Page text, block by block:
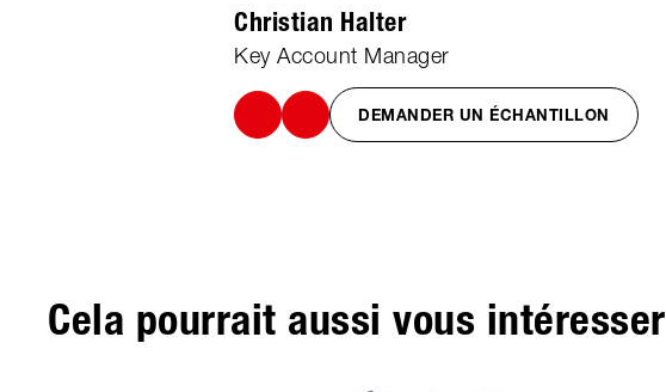
Christian Halter
Key Account Manager
DEMANDER UN ÉCHANTILLON
Cela pourrait aussi vous intéresser